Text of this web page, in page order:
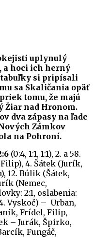
uplynulý
a hoci ich herný
tabuľky si pripísali
sa Skaličania opäť
tomu, že majú
Žiar nad Hronom.
dva zápasy na ľade
Zámkov
na Pohroní.
(0:4, 1:1, 1:1), 2. a 58.
4. Šátek (Jurík,
12. Búlik (Šátek,
(Nemec,
2:1, oslabenia:
Vyskoč) – Urban,
Frídel, Filip,
– Jurák, Špirko,
Fungáč,